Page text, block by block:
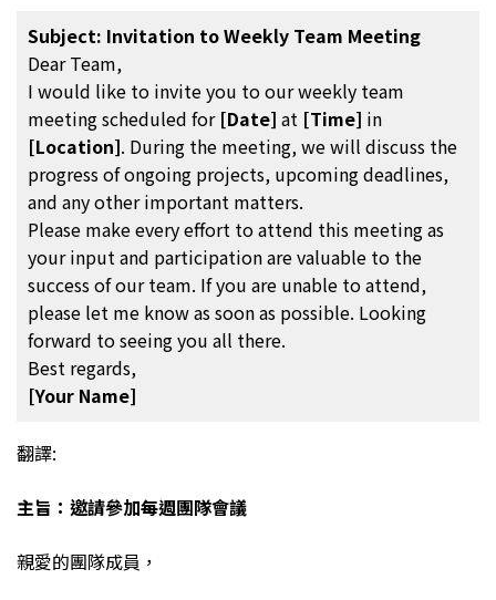
Subject: Invitation to Weekly Team Meeting
Dear Team,
I would like to invite you to our weekly team
meeting scheduled for [Date] at [Time] in
[Location]. During the meeting, we will discuss the
progress of ongoing projects, upcoming deadlines,
and any other important matters.
Please make every effort to attend this meeting as
your input and participation are valuable to the
success of our team. If you are unable to attend,
please let me know as soon as possible. Looking
forward to seeing you all there.
Best regards,
[Your Name]
翻譯:
主旨：邀請參加每週團隊會議
親愛的團隊成員，